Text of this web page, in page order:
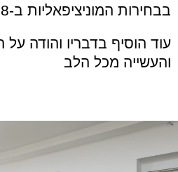
בבחירות המוניציפאליות ב-2018
עוד הוסיף בדבריו והודה
והעשייה מכל הלב